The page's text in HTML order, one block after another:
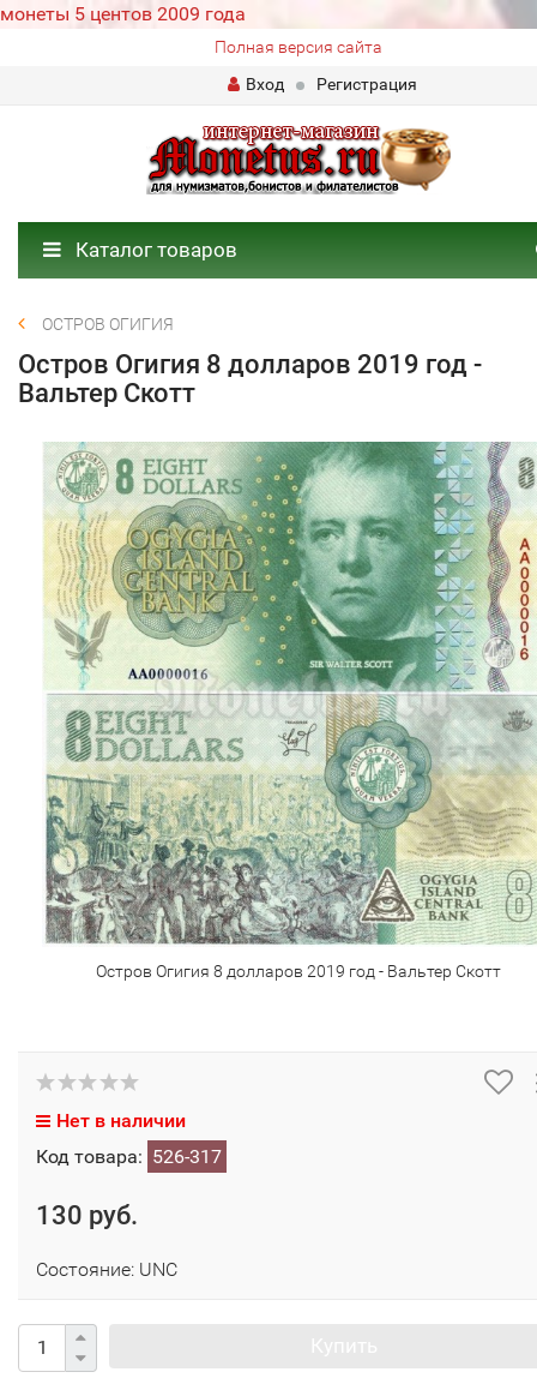
монеты 5 центов 2009 года
Полная версия сайта
Вход
Регистрация
Каталог товаров
ОСТРОВ ОГИГИЯ
Остров Огигия 8 долларов 2019 год -
Вальтер Скотт
Остров Огигия 8 долларов 2019 год - Вальтер Скотт
Нет в наличии
Код товара: 526-317
130 руб.
Состояние: UNC